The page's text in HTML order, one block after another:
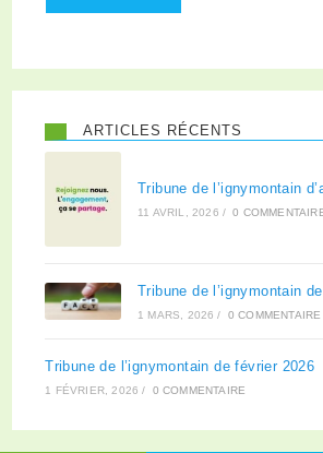
ARTICLES RÉCENTS
Tribune de l’ignymontain
11 AVRIL, 2026 / 0
Tribune de l’ignymontain
1 MARS, 2026 / 0 COMMENTAIRE
Tribune de l’ignymontain de février 2026
1 FÉVRIER, 2026 / 0 COMMENTAIRE